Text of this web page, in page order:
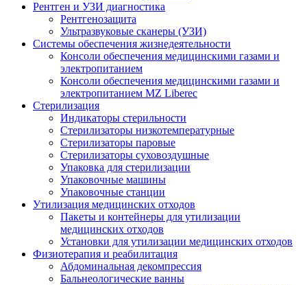
Рентген и УЗИ диагностика
Рентгенозащита
Ультразвуковые сканеры (УЗИ)
Системы обеспечения жизнедеятельности
Консоли обеспечения медицинскими газами и
электропитанием
Консоли обеспечения медицинскими газами и
электропитанием MZ Liberec
Стерилизация
Индикаторы стерильности
Стерилизаторы низкотемпературные
Стерилизаторы паровые
Стерилизаторы суховоздушные
Упаковка для стерилизации
Упаковочные машины
Упаковочные станции
Утилизация медицинских отходов
Пакеты и контейнеры для утилизации
медицинских отходов
Установки для утилизации медицинских отходов
Физиотерапия и реабилитация
Абдоминальная декомпрессия
Бальнеологические ванны